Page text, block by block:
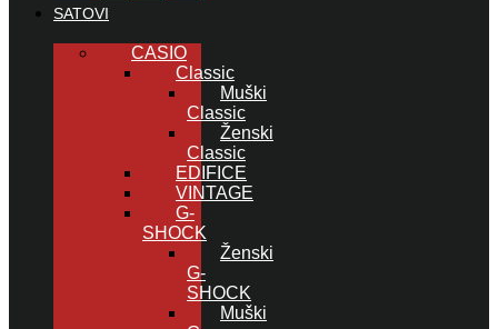
SATOVI
CASIO
Classic
Muški
Classic
Ženski
Classic
EDIFICE
VINTAGE
G-
SHOCK
Ženski
G-
SHOCK
Muški